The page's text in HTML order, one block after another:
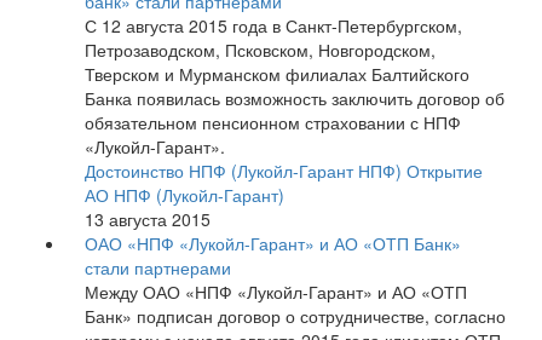
С 12 августа 2015 года в Санкт-Петербургском,
Петрозаводском, Псковском, Новгородском,
Тверском и Мурманском филиалах Балтийского
Банка появилась возможность заключить договор об
обязательном пенсионном страховании с НПФ
«Лукойл-Гарант».
Достоинство НПФ (Лукойл-Гарант НПФ) Открытие
АО НПФ (Лукойл-Гарант)
13 августа 2015
ОАО «НПФ «Лукойл-Гарант» и АО «ОТП Банк»
стали партнерами
Между ОАО «НПФ «Лукойл-Гарант» и АО «ОТП
Банк» подписан договор о сотрудничестве, согласно